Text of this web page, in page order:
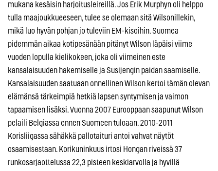
mukana kesäisin harjoitusleireillä. Jos Erik Murphyn oli helppo
tulla maajoukkueeseen, tulee se olemaan sitä Wilsonillekin,
mikä luo hyvän pohjan jo tuleviin EM-kisoihin. Suomea
pidemmän aikaa kotipesänään pitänyt Wilson läpäisi viime
vuoden lopulla kielikokeen, joka oli viimeinen este
kansalaisuuden hakemiselle ja Susijengin paidan saamiselle.
Kansalaisuuden saatuaan onnellinen Wilson kertoi tämän olevan
elämänsä tärkeimpiä hetkiä lapsen syntymisen ja vaimon
tapaamisen lisäksi. Vuonna 2007 Eurooppaan saapunut Wilson
pelaili Belgiassa ennen Suomeen tuloaan. 2010-2011
Korisliigassa sähäkkä pallotaituri antoi vahvat näytöt
osaamisestaan. Korikuninkuus irtosi Hongan riveissä 37
runkosarjaottelussa 22,3 pisteen keskiarvolla ja hyvillä